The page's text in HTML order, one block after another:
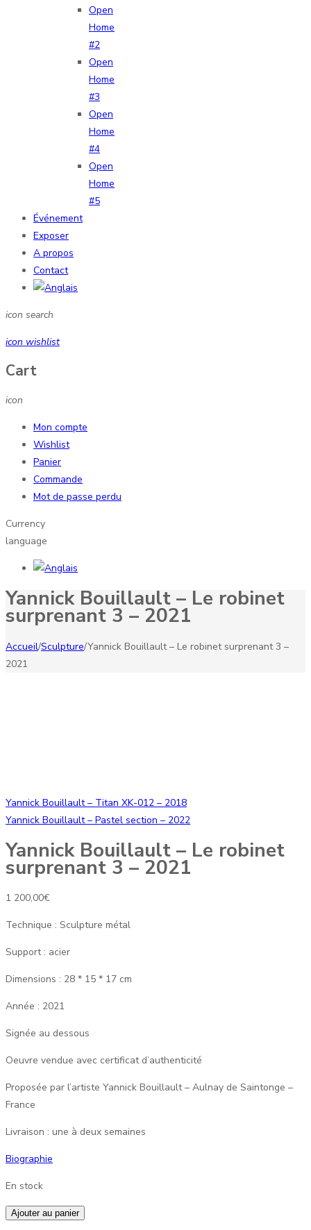
Open
Home
#2
Open
Home
#3
Open
Home
#4
Open
Home
#5
Événement
Exposer
A propos
Contact
icon search
icon wishlist
Cart
icon
Mon compte
Wishlist
Panier
Commande
Mot de passe perdu
Currency
language
Yannick Bouillault – Le robinet
surprenant 3 – 2021
Accueil/Sculpture/Yannick Bouillault – Le robinet surprenant 3 –
2021
Yannick Bouillault – Titan XK-012 – 2018
Yannick Bouillault – Pastel section – 2022
Yannick Bouillault – Le robinet
surprenant 3 – 2021
1 200,00€
Technique : Sculpture métal
Support : acier
Dimensions : 28 * 15 * 17 cm
Année : 2021
Signée au dessous
Oeuvre vendue avec certificat d’authenticité
Proposée par l’artiste Yannick Bouillault – Aulnay de Saintonge –
France
Livraison : une à deux semaines
Biographie
En stock
quantité
Ajouter au panier